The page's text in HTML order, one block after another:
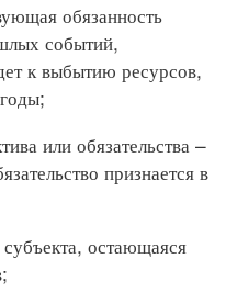
обязанность
событий,
к выбытию ресурсов,
или обязательства –
признается в
остающаяся